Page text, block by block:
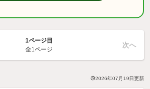
1ページ目
全1ページ
次へ
2026年07月19日更新